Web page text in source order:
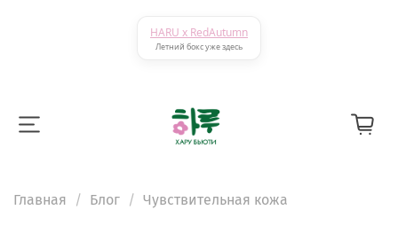
HARU x RedAutumn
Летний бокс уже здесь
Главная Блог Чувствительная кожа